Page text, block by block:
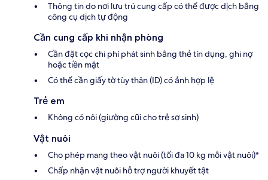
Thông tin do nơi lưu trú cung cấp có thể được dịch bằng
công cụ dịch tự động
Cần cung cấp khi nhận phòng
Cần đặt cọc chi phí phát sinh bằng thẻ tín dụng, ghi nợ
hoặc tiền mặt
Có thể cần giấy tờ tùy thân (ID) có ảnh hợp lệ
Trẻ em
Không có nôi (giường cũi cho trẻ sơ sinh)
Vật nuôi
Cho phép mang theo vật nuôi (tối đa 10 kg mỗi vật nuôi)*
Chấp nhận vật nuôi hỗ trợ người khuyết tật